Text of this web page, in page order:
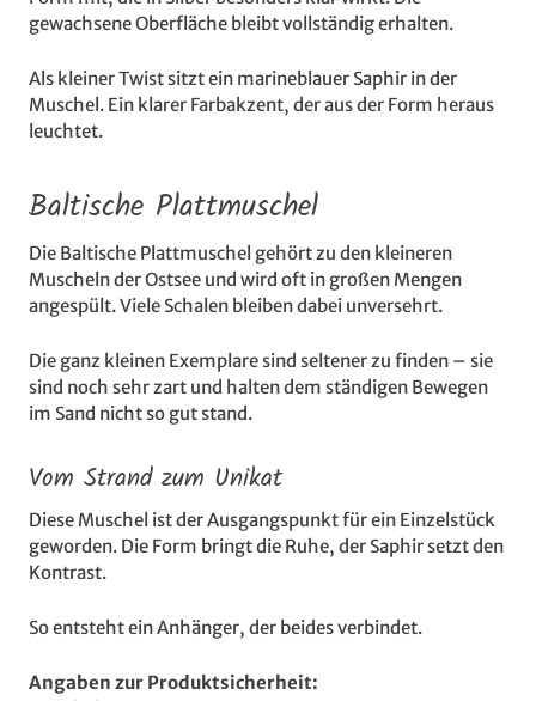
gewachsene Oberfläche bleibt vollständig erhalten.
Als kleiner Twist sitzt ein marineblauer Saphir in der
Muschel. Ein klarer Farbakzent, der aus der Form heraus
leuchtet.
Baltische Plattmuschel
Die Baltische Plattmuschel gehört zu den kleineren
Muscheln der Ostsee und wird oft in großen Mengen
angespült. Viele Schalen bleiben dabei unversehrt.
Die ganz kleinen Exemplare sind seltener zu finden – sie
sind noch sehr zart und halten dem ständigen Bewegen
im Sand nicht so gut stand.
Vom Strand zum Unikat
Diese Muschel ist der Ausgangspunkt für ein Einzelstück
geworden. Die Form bringt die Ruhe, der Saphir setzt den
Kontrast.
So entsteht ein Anhänger, der beides verbindet.
Angaben zur Produktsicherheit: